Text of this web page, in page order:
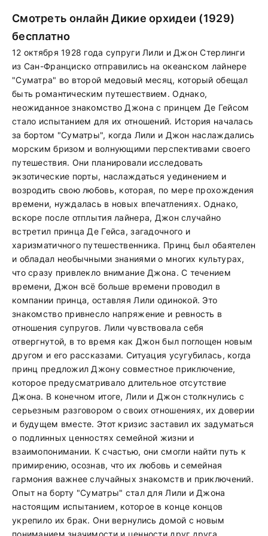
Смотреть онлайн Дикие орхидеи (1929)
бесплатно
12 октября 1928 года супруги Лили и Джон Стерлинги
из Сан-Франциско отправились на океанском лайнере
"Суматра" во второй медовый месяц, который обещал
быть романтическим путешествием. Однако,
неожиданное знакомство Джона с принцем Де Гейсом
стало испытанием для их отношений. История началась
за бортом "Суматры", когда Лили и Джон наслаждались
морским бризом и волнующими перспективами своего
путешествия. Они планировали исследовать
экзотические порты, наслаждаться уединением и
возродить свою любовь, которая, по мере прохождения
времени, нуждалась в новых впечатлениях. Однако,
вскоре после отплытия лайнера, Джон случайно
встретил принца Де Гейса, загадочного и
харизматичного путешественника. Принц был обаятелен
и обладал необычными знаниями о многих культурах,
что сразу привлекло внимание Джона. С течением
времени, Джон всё больше времени проводил в
компании принца, оставляя Лили одинокой. Это
знакомство привнесло напряжение и ревность в
отношения супругов. Лили чувствовала себя
отвергнутой, в то время как Джон был поглощен новым
другом и его рассказами. Ситуация усугубилась, когда
принц предложил Джону совместное приключение,
которое предусматривало длительное отсутствие
Джона. В конечном итоге, Лили и Джон столкнулись с
серьезным разговором о своих отношениях, их доверии
и будущем вместе. Этот кризис заставил их задуматься
о подлинных ценностях семейной жизни и
взаимопонимании. К счастью, они смогли найти путь к
примирению, осознав, что их любовь и семейная
гармония важнее случайных знакомств и приключений.
Опыт на борту "Суматры" стал для Лили и Джона
настоящим испытанием, которое в конце концов
укрепило их брак. Они вернулись домой с новым
пониманием значимости и ценности друг друга.